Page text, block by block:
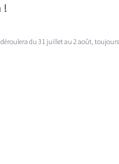
!
déroulera du 31 juillet au 2 août,